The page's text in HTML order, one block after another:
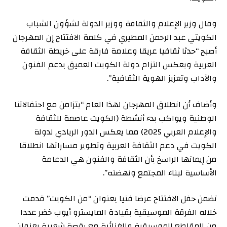
وقال وزير الإعلام والثقافة ووزير الدولة لشؤون الشباب
الكويتي عبد الرحمن المطيري في كلمة الافتتاح إن المهرجان
أصبح “حدثا ثقافيا عريقا وعلامة فارقة على خريطة الثقافة
العربية ويعكس التزام دولة الكويت العميق بدعم الفنون
والآداب وتعزيز الهوية الثقافية”.
وأضاف أن انطلاق المهرجان لهذا العام “يتزامن مع احتفالاتنا
الوطنية ويواكب بدء أنشطة (الكويت عاصمة للثقافة
والإعلام العربي 2025) مما يعكس الدور الريادي لدولة
الكويت في دعم الثقافة العربية وتطوير مساراتها انطلاقا
من إيمانها الراسخ بأن الثقافة والفنون هي الدعامة
الأساسية لبناء المجتمع ونهضته”.
تضمن حفل الافتتاح عرضا فنيا بعنوان “من الكويت” قدمت
خلاله الفرقة الموسيقية بقيادة المايسترو أيوب خضر عددا